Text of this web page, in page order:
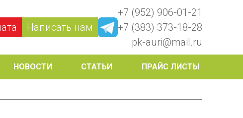
Написать нам
+7 (952) 906-01-21
+7 (383) 373-18-28
pk-auri@mail.ru
НОВОСТИ СТАТЬИ ПРАЙС ЛИСТЫ